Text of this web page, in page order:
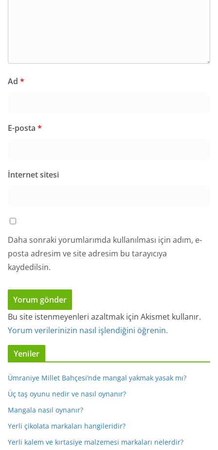
Ad *
E-posta *
İnternet sitesi
Daha sonraki yorumlarımda kullanılması için adım, e-
posta adresim ve site adresim bu tarayıcıya
kaydedilsin.
Bu site istenmeyenleri azaltmak için Akismet kullanır.
Yorum verilerinizin nasıl işlendiğini öğrenin.
Yeniler
Ümraniye Millet Bahçesi’nde mangal yakmak yasak mı?
Üç taş oyunu nedir ve nasıl oynanır?
Mangala nasıl oynanır?
Yerli çikolata markaları hangileridir?
Yerli kalem ve kırtasiye malzemesi markaları nelerdir?